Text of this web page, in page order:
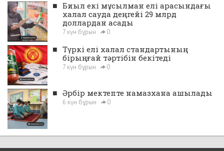
■ Биыл екі мұсылман елі арасындағы
халал сауда деңгейі 29 млрд
доллардан асады
7 күн бұрын 0
■ Түркі елі халал стандартының
бірыңғай тәртібін бекітеді
7 күн бұрын 0
■ Әрбір мектепте намазхана ашылады
6 күн бұрын 0